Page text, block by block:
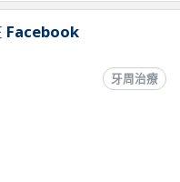
Facebook
牙周治療